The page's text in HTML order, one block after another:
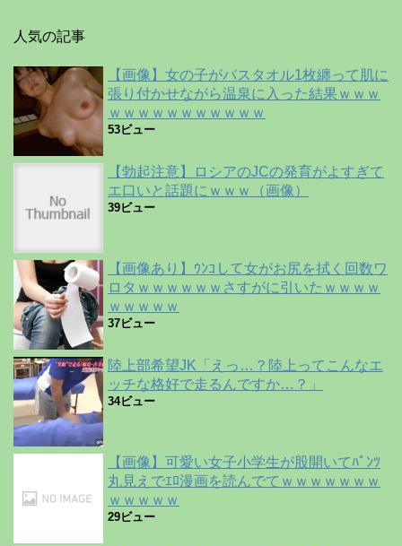
人気の記事
【画像】女の子がバスタオル1枚纏って肌に
張り付かせながら温泉に入った結果ｗｗｗ
ｗｗｗｗｗｗｗｗｗｗｗ
53ビュー
【勃起注意】ロシアのJCの発育がよすぎて
エ口いと話題にｗｗｗ（画像）
39ビュー
【画像あり】ｳﾝｺして女がお尻を拭く回数ワ
ロタｗｗｗｗｗｗさすがに引いたｗｗｗｗ
ｗｗｗｗｗ
37ビュー
陸上部希望JK「えっ…？陸上ってこんなエ
ッチな格好で走るんですか…？」
34ビュー
【画像】可愛い女子小学生が股開いてﾊﾟﾝﾂ
丸見えでｴﾛ漫画を読んでてｗｗｗｗｗｗｗ
ｗｗｗｗｗ
29ビュー